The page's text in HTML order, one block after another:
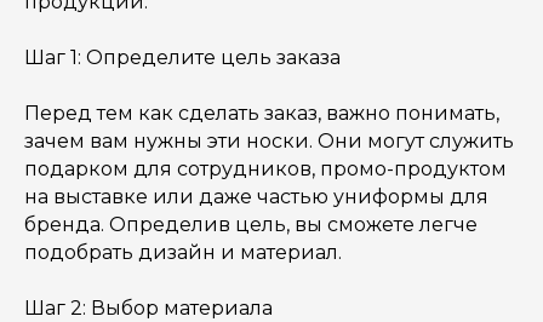
Шаг 1: Определите цель заказа
Перед тем как сделать заказ, важно понимать,
зачем вам нужны эти носки. Они могут служить
подарком для сотрудников, промо-продуктом
на выставке или даже частью униформы для
бренда. Определив цель, вы сможете легче
подобрать дизайн и материал.
Шаг 2: Выбор материала